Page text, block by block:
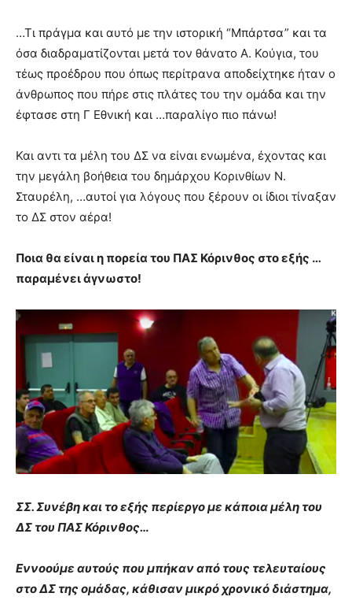
…Τι πράγμα και αυτό με την ιστορική “Μπάρτσα” και τα
όσα διαδραματίζονται μετά τον θάνατο Α. Κούγια, του
τέως προέδρου που όπως περίτρανα αποδείχτηκε ήταν ο
άνθρωπος που πήρε στις πλάτες του την ομάδα και την
έφτασε στη Γ Εθνική και …παραλίγο πιο πάνω!
Και αντι τα μέλη του ΔΣ να είναι ενωμένα, έχοντας και
την μεγάλη βοήθεια του δημάρχου Κορινθίων Ν.
Σταυρέλη, …αυτοί για λόγους που ξέρουν οι ίδιοι τίναξαν
το ΔΣ στον αέρα!
Ποια θα είναι η πορεία του ΠΑΣ Κόρινθος στο εξής …
παραμένει άγνωστο!
ΣΣ. Συνέβη και το εξής περίεργο με κάποια μέλη του
ΔΣ του ΠΑΣ Κόρινθος…
Εννοούμε αυτούς που μπήκαν από τους τελευταίους
στο ΔΣ της ομάδας, κάθισαν μικρό χρονικό διάστημα,